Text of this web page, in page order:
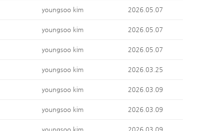
youngsoo kim 2026.05.07
youngsoo kim 2026.05.07
youngsoo kim 2026.05.07
youngsoo kim 2026.03.25
youngsoo kim 2026.03.09
youngsoo kim 2026.03.09
youngsoo kim 2026.03.09